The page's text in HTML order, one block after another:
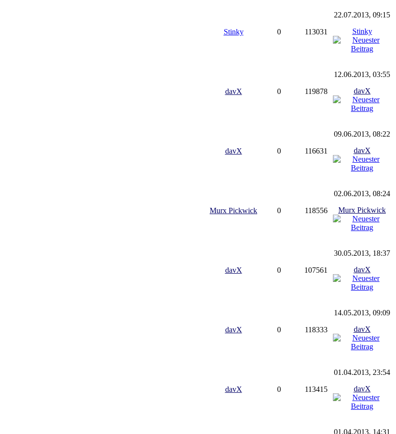
Stinky 0 113031
22.07.2013, 09:15
Stinky
davX 0 119878
12.06.2013, 03:55
davX
davX 0 116631
09.06.2013, 08:22
davX
Murx Pickwick 0 118556
02.06.2013, 08:24
Murx Pickwick
davX 0 107561
30.05.2013, 18:37
davX
davX 0 118333
14.05.2013, 09:09
davX
davX 0 113415
01.04.2013, 23:54
davX
01.04.2013, 14:31